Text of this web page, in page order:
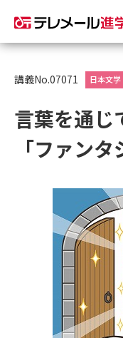
資
大学・短大の資料種
総合型選抜・学校推薦型
集要項＆願書
大学・短大以外の資
専門学校の資料請求
講義No.07071 日本文学
言葉を通じ
「ファンタ